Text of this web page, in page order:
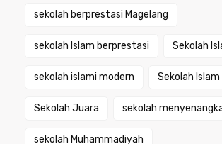
sekolah berprestasi Magelang
sekolah Islam berprestasi Sekolah
sekolah islami modern Sekolah Islam
Sekolah Juara sekolah
sekolah Muhammadiyah